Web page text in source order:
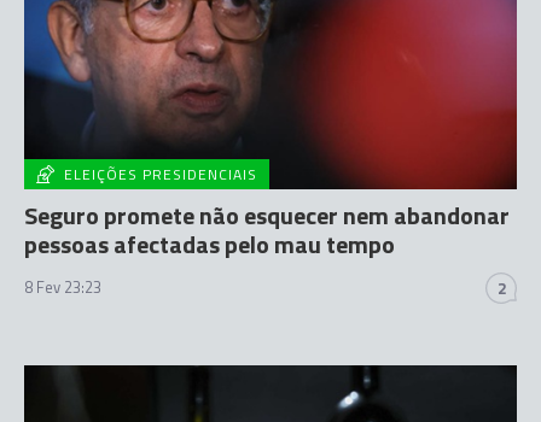
ELEIÇÕES PRESIDENCIAIS
Seguro promete não esquecer nem abandonar
pessoas afectadas pelo mau tempo
8 Fev 23:23 2